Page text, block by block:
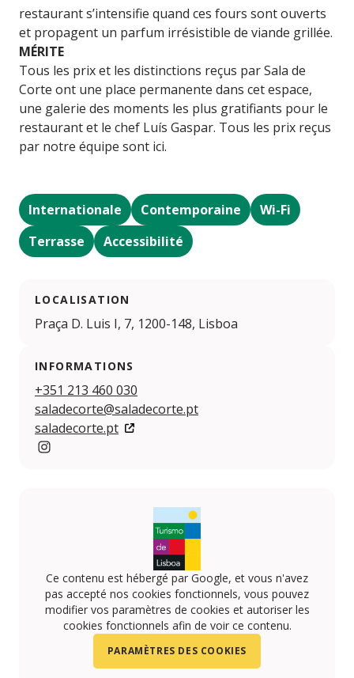
restaurant s’intensifie quand ces fours sont ouverts
et propagent un parfum irrésistible de viande grillée.
MÉRITE
Tous les prix et les distinctions reçus par Sala de
Corte ont une place permanente dans cet espace,
une galerie des moments les plus gratifiants pour le
restaurant et le chef Luís Gaspar. Tous les prix reçus
par notre équipe sont ici.
Internationale Contemporaine
Wi-Fi
Terrasse
Accessibilité
LOCALISATION
Praça D. Luis I, 7, 1200-148, Lisboa
INFORMATIONS
+351 213 460 030
saladecorte@saladecorte.pt
saladecorte.pt
Ce contenu est hébergé par Google, et vous n'avez
pas accepté nos cookies fonctionnels, vous pouvez
modifier vos paramètres de cookies et autoriser les
cookies fonctionnels afin de voir ce contenu.
PARAMÈTRES DES COOKIES